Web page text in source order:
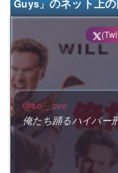
Guys」 のネット上の
@so__ovo
俺たち踊るハイパー